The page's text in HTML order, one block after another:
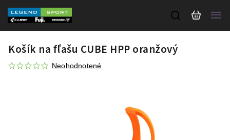
Košík na fľašu CUBE HPP oranžový
Neohodnotené